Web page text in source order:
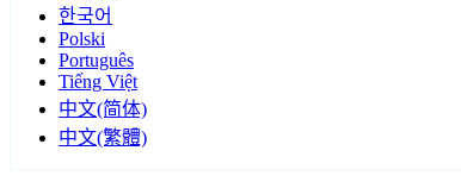
한국어
Polski
Português
Tiếng Việt
中文(简体)
中文(繁體)